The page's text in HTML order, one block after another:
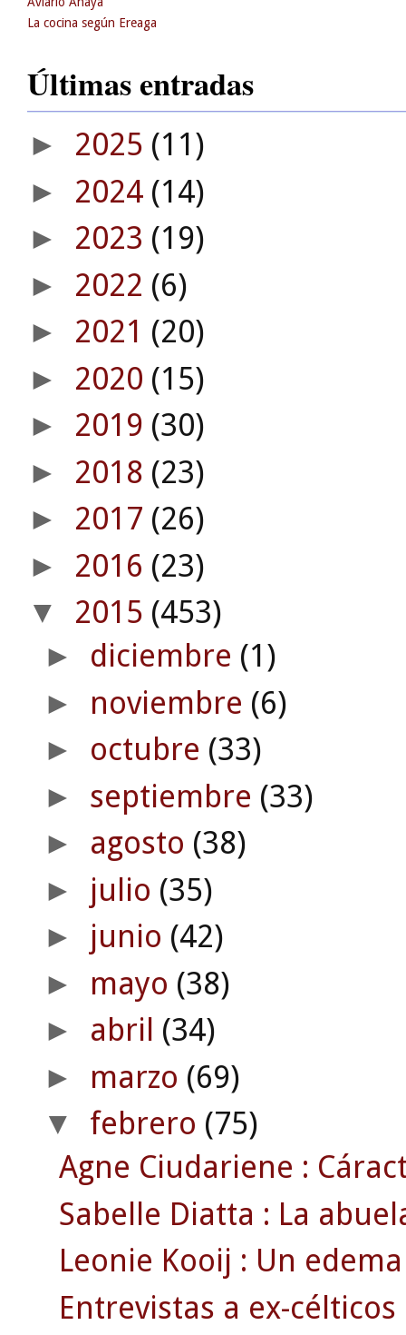
La cocina según Ereaga
Últimas entradas
► 2025 (11)
► 2024 (14)
► 2023 (19)
► 2022 (6)
► 2021 (20)
► 2020 (15)
► 2019 (30)
► 2018 (23)
► 2017 (26)
► 2016 (23)
▼ 2015 (453)
► diciembre (1)
► noviembre (6)
► octubre (33)
► septiembre (33)
► agosto (38)
► julio (35)
► junio (42)
► mayo (38)
► abril (34)
► marzo (69)
▼ febrero (75)
Agne Ciudariene :
Sabelle Diatta : La
Leonie Kooij : Un
Entrevistas a ex-